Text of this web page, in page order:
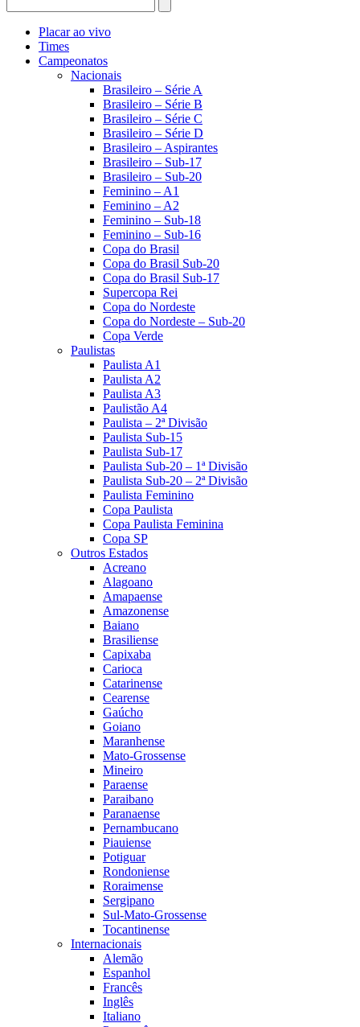
Placar ao vivo
Times
Campeonatos
Nacionais
Brasileiro – Série A
Brasileiro – Série B
Brasileiro – Série C
Brasileiro – Série D
Brasileiro – Aspirantes
Brasileiro – Sub-17
Brasileiro – Sub-20
Feminino – A1
Feminino – A2
Feminino – Sub-18
Feminino – Sub-16
Copa do Brasil
Copa do Brasil Sub-20
Copa do Brasil Sub-17
Supercopa Rei
Copa do Nordeste
Copa do Nordeste – Sub-20
Copa Verde
Paulistas
Paulista A1
Paulista A2
Paulista A3
Paulistão A4
Paulista – 2ª Divisão
Paulista Sub-15
Paulista Sub-17
Paulista Sub-20 – 1ª Divisão
Paulista Sub-20 – 2ª Divisão
Paulista Feminino
Copa Paulista
Copa Paulista Feminina
Copa SP
Outros Estados
Acreano
Alagoano
Amapaense
Amazonense
Baiano
Brasiliense
Capixaba
Carioca
Catarinense
Cearense
Gaúcho
Goiano
Maranhense
Mato-Grossense
Mineiro
Paraense
Paraibano
Paranaense
Pernambucano
Piauiense
Potiguar
Rondoniense
Roraimense
Sergipano
Sul-Mato-Grossense
Tocantinense
Internacionais
Alemão
Espanhol
Francês
Inglês
Italiano